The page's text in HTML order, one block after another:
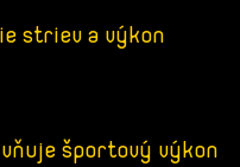
striev a výkon
športový výkon